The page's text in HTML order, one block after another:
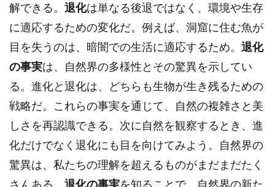
解できる。 退化は単なる後退ではなく、環境や生存
に適応するための変化だ。例えば、洞窟に住む魚が
目を失うのは、暗闇での生活に適応するため。 退化
の事実は、自然界の多様性とその驚異を示してい
る。進化と退化は、どちらも生物が生き残るための
戦略だ。これらの事実を通じて、自然の複雑さと美
しさを再認識できる。次に自然を観察するとき、進
化だけでなく退化にも目を向けてみよう。自然界の
驚異は、私たちの理解を超えるものがまだまだたく
さんある。 退化の事実を知ることで、自然界の新た